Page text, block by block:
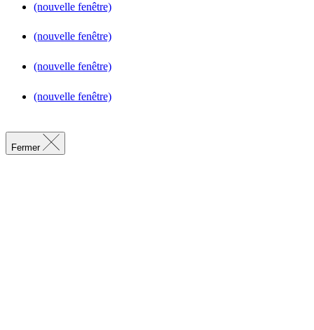
(nouvelle fenêtre)
(nouvelle fenêtre)
(nouvelle fenêtre)
(nouvelle fenêtre)
Fermer